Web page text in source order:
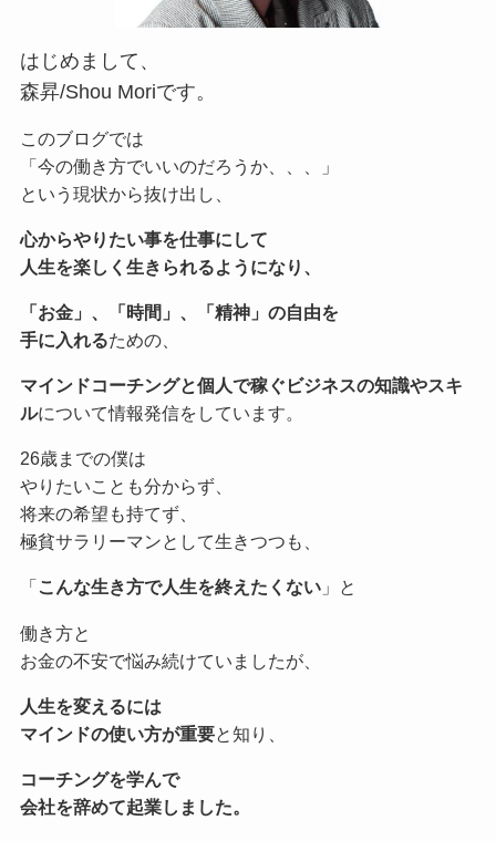
はじめまして、
森昇/Shou Moriです。
このブログでは
「今の働き方でいいのだろうか、、、」
という現状から抜け出し、
心からやりたい事を仕事にして
人生を楽しく生きられるようになり、
「お金」、「時間」、「精神」の自由を
手に入れるための、
マインドコーチングと個人で稼ぐビジネスの知識やスキ
ルについて情報発信をしています。
26歳までの僕は
やりたいことも分からず、
将来の希望も持てず、
極貧サラリーマンとして生きつつも、
「 こんな生き方で人生を終えたくない」と
働き方と
お金の不安で悩み続けていましたが、
人生を変えるには
マインドの使い方が重要と知り、
コーチングを学んで
会社を辞めて起業しました。